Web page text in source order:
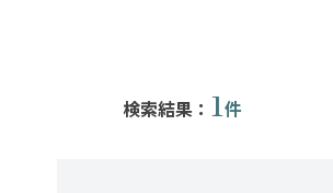
検索結果： 1件